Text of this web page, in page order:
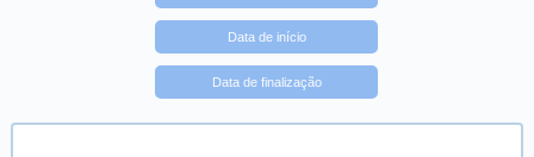
Trilha Desenvolvimento Pessoal
Data de início
Data de finalização